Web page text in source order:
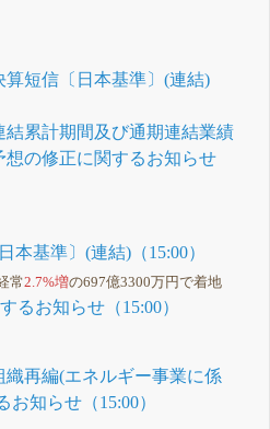
算短信〔日本基準〕(連結)
結累計期間及び通期連結業績
の修正に関するお知らせ
本基準〕(連結)（15:00）
常2.7%増の697億3300万円で着地
るお知らせ（15:00）
再編(エネルギー事業に係
知らせ（15:00）